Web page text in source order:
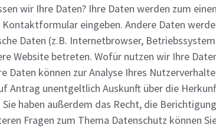
wir Ihre Daten? Ihre Daten werden zum
eingeben. Andere Daten
Daten (z.B. Internetbrowser,
Website betreten. Wofür nutzen wir Ihre
können zur Analyse Ihres
Antrag unentgeltlich Auskunft über die
haben außerdem das Recht, die
Fragen zum Thema Datenschutz können